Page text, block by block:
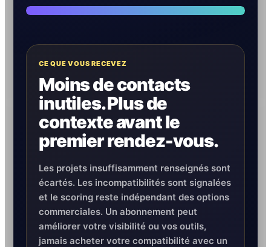
CE QUE VOUS RECEVEZ
Moins de contacts
inutiles. Plus de
contexte avant le
premier rendez-vous.
Les projets insuffisamment renseignés sont
écartés. Les incompatibilités sont signalées
et le scoring reste indépendant des options
commerciales. Un abonnement peut
améliorer votre visibilité ou vos outils,
jamais acheter votre compatibilité avec un